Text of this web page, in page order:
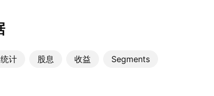
统计 股息 收益 Segments